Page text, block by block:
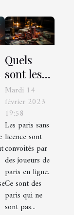
Quels
sont les
avantages
d'opter
pour les
paris
sans
licence ?
Mardi 14
février 2023
19:58
Les paris sans
licence sont
convoités par
des joueurs de
paris en ligne.
Ce sont des
paris qui ne
sont pas...